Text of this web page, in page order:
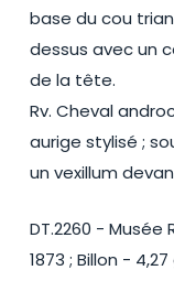
base du cou
dessus avec un
de la tête.
Rv. Cheval
aurige stylisé ;
un vexillum
DT.2260 - Musée
1873 ; Billon -